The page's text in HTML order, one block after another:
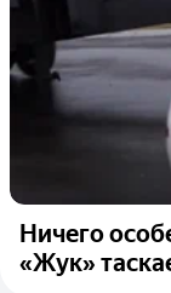
Ничего
«Жук»